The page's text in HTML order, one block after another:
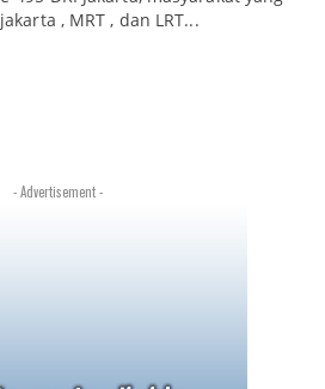
, MRT , dan LRT...
- Advertisement -